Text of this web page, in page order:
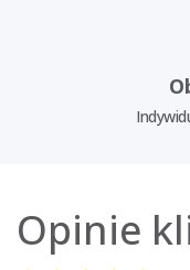
Opinie